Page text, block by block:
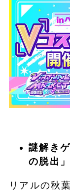
謎解き
の脱出
リアルの秋